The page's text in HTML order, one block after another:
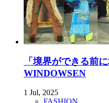
「境界ができる前
WINDOWSEN
1 Jul, 2025
FASHION